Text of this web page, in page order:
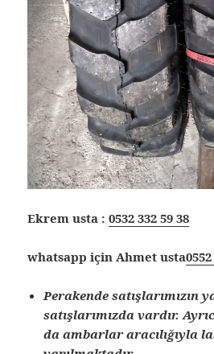
Ekrem usta :0532 332 59 38
whatsapp için Ahmet usta
Perakende satışlarımızın
satışlarımızda vardır.
da ambarlar aracılığıyla